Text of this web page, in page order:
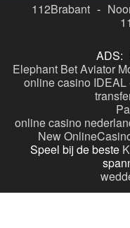
112Brabant -
ADS:
Elephant Bet Aviator
online casino IDEAL
online casino
New
Speel bij de beste